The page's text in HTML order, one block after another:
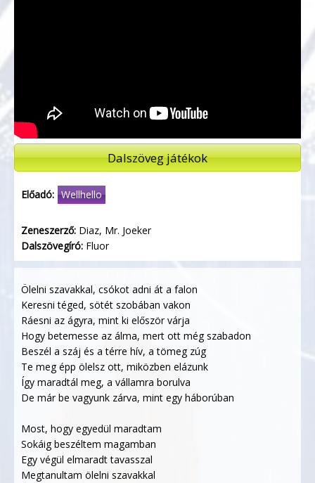
Dalszöveg játékok
Előadó: Wellhello
Zeneszerző: Diaz, Mr. Joeker
Dalszövegíró: Fluor
Ölelni szavakkal, csókot adni át a falon
Keresni téged, sötét szobában vakon
Ráesni az ágyra, mint ki először várja
Hogy betemesse az álma, mert ott még szabadon
Beszél a száj és a térre hív, a tömeg zúg
Te meg épp ölelsz ott, miközben elázunk
Így maradtál meg, a vállamra borulva
De már be vagyunk zárva, mint egy háborúban
Most, hogy egyedül maradtam
Sokáig beszéltem magamban
Egy végül elmaradt tavasszal
Megtanultam ölelni szavakkal